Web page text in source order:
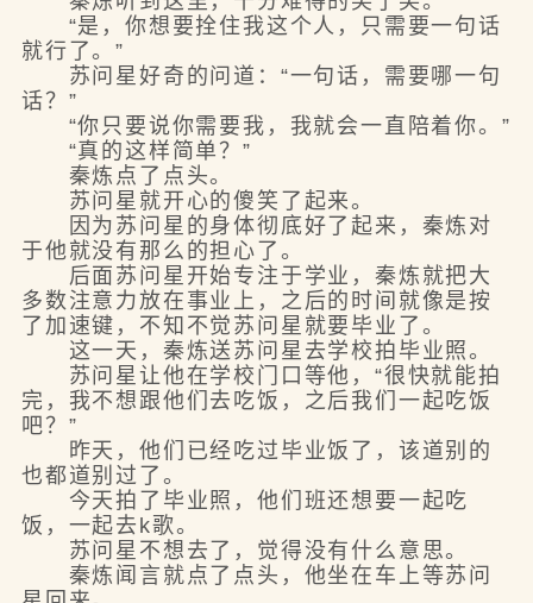
“是，你想要拴住我这个人，只需要一句话
就行了。”
苏问星好奇的问道：“一句话，需要哪一句
话？”
“你只要说你需要我，我就会一直陪着你。”
“真的这样简单？”
秦炼点了点头。
苏问星就开心的傻笑了起来。
因为苏问星的身体彻底好了起来，秦炼对
于他就没有那么的担心了。
后面苏问星开始专注于学业，秦炼就把大
多数注意力放在事业上，之后的时间就像是按
了加速键，不知不觉苏问星就要毕业了。
这一天，秦炼送苏问星去学校拍毕业照。
苏问星让他在学校门口等他，“很快就能拍
完，我不想跟他们去吃饭，之后我们一起吃饭
吧？”
昨天，他们已经吃过毕业饭了，该道别的
也都道别过了。
今天拍了毕业照，他们班还想要一起吃
饭，一起去k歌。
苏问星不想去了，觉得没有什么意思。
秦炼闻言就点了点头，他坐在车上等苏问